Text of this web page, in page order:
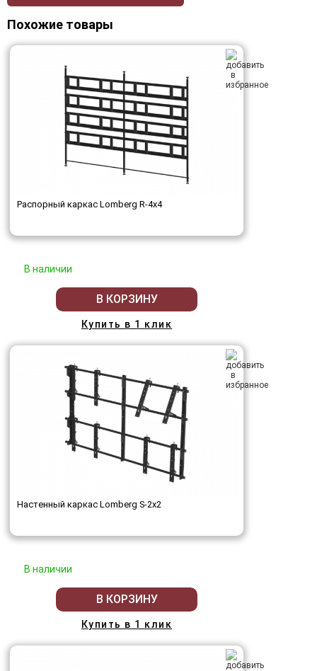
Похожие товары
Распорный каркас Lomberg R-4х4
В наличии
В КОРЗИНУ
Купить в 1 клик
Настенный каркас Lomberg S-2х2
В наличии
В КОРЗИНУ
Купить в 1 клик